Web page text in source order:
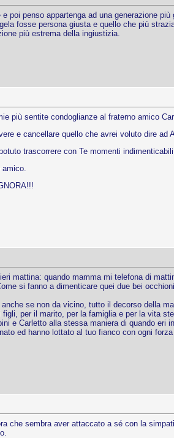
poi penso appartenga ad una generazione più
fosse persona giusta e quello che più
più estrema della ingiustizia.
più sentite condoglianze al fraterno amico
e cancellare quello che avrei voluto dire ad
trascorrere con Te momenti
amico.
mattina: quando mamma mi telefona di
si fanno a dimenticare quei due bei
se non da vicino, tutto il decorso della
figli, per il marito, per la famiglia e per la vita
e Carletto alla stessa maniera di quando
ed hanno lottato al tuo fianco con ogni
che sembra aver attaccato a sé con la